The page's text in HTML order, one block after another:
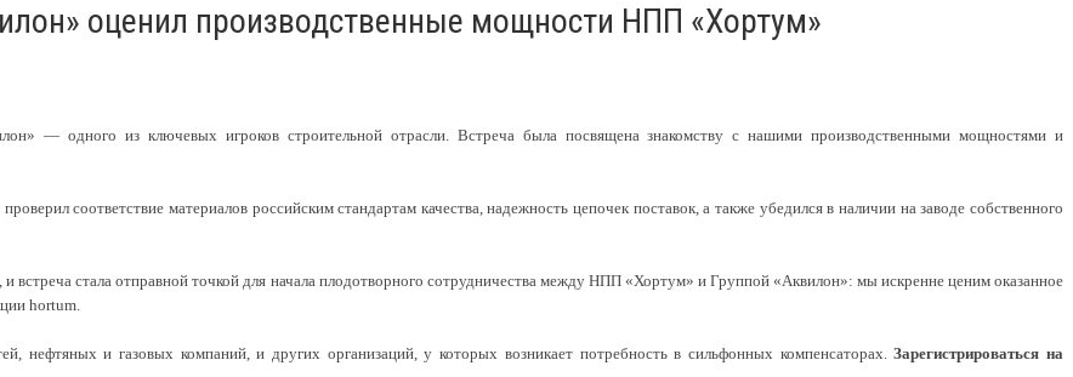
оценил производственные мощности НПП «Хортум»
— одного из ключевых игроков строительной отрасли. Встреча была посвящена знакомству с нашими производственными мощностями и
соответствие материалов российским стандартам качества, надежность цепочек поставок, а также убедился в наличии на заводе собственного
встреча стала отправной точкой для начала плодотворного сотрудничества между НПП «Хортум» и Группой «Аквилон»: мы искренне ценим оказанное
hortum.
нефтяных и газовых компаний, и других организаций, у которых возникает потребность в сильфонных компенсаторах.Зарегистрироваться на